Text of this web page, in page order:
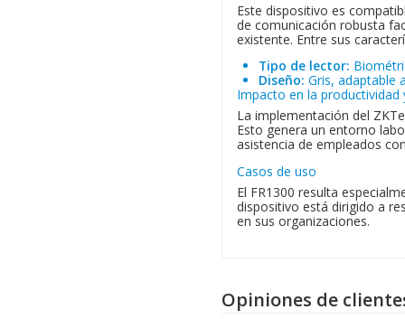
Este dispositivo es
de comunicación robusta
existente. Entre sus
Tipo de lector:
Diseño: Gris, adaptable
Impacto en la
La implementación del
Esto genera un entorno
asistencia de empleados
Casos de uso
El FR1300 resulta
dispositivo está dirigido a
en sus organizaciones.
Opiniones de